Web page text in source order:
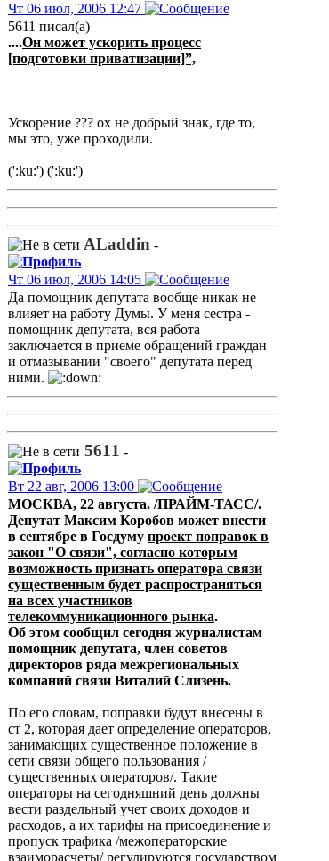
Чт 06 июл, 2006 12:47
5611 писал(а)
....Он может ускорить процесс
[подготовки приватизации]”,
Ускорение ??? ох не добрый знак, где то,
мы это, уже проходили.
(':ku:') (':ku:')
ALaddin -
Чт 06 июл, 2006 14:05
Да помощник депутата вообще никак не
влияет на работу Думы. У меня сестра -
помощник депутата, вся работа
заключается в приеме обращений граждан
и отмазывании "своего" депутата перед
ними.
5611 -
Вт 22 авг, 2006 13:00
МОСКВА, 22 августа. /ПРАЙМ-ТАСС/.
Депутат Максим Коробов может внести
в сентябре в Госдуму проект поправок в
закон "О связи", согласно которым
возможность признать оператора связи
существенным будет распространяться
на всех участников
телекоммуникационного рынка.
Об этом сообщил сегодня журналистам
помощник депутата, член советов
директоров ряда межрегиональных
компаний связи Виталий Слизень.
По его словам, поправки будут внесены в
ст 2, которая дает определение операторов,
занимающих существенное положение в
сети связи общего пользования /
существенных операторов/. Такие
операторы на сегодняшний день должны
вести раздельный учет своих доходов и
расходов, а их тарифы на присоединение и
пропуск трафика /межоператорские
взаиморасчеты/ регулируются государством